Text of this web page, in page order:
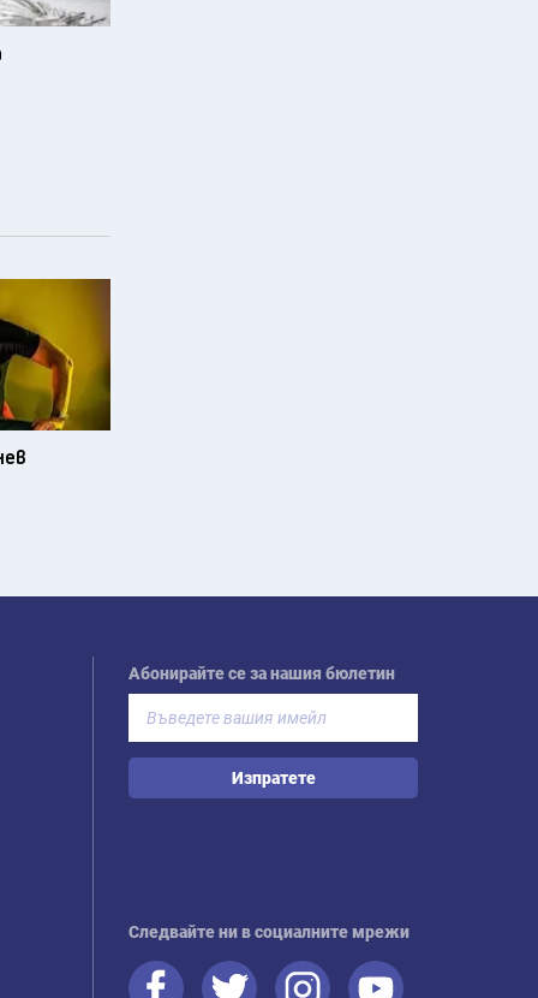
Абонирайте се за нашия бюлетин
Изпратете
Следвайте ни в социалните мрежи